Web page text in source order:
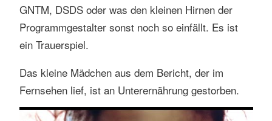
GNTM, DSDS oder was den kleinen Hirnen der
Programmgestalter sonst noch so einfällt. Es ist
ein Trauerspiel.
Das kleine Mädchen aus dem Bericht, der im
Fernsehen lief, ist an Unterernährung gestorben.